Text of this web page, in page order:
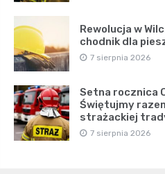
Rewolucja w
chodnik dla
7 sierpnia 2026
Setna rocznica
Świętujmy
strażackiej
7 sierpnia 2026